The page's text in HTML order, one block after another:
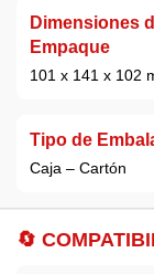
Dimensiones
Empaque
101 x 141 x 102
Tipo de
Caja – Cartón
🔄